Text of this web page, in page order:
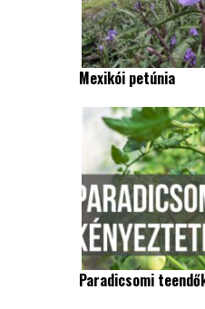
Mexikói petúnia
Paradicsomi